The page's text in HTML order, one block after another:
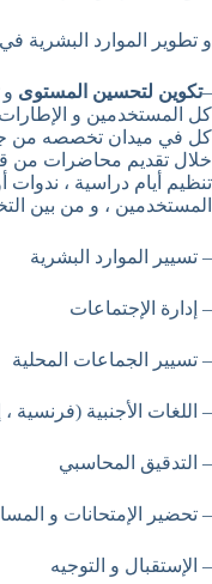
و تطوير الموارد
–تكوين لتحسين المستوى و
كل المستخدمين و
كل في ميدان تخصصه من
خلال تقديم محاضرات من
تنظيم أيام دراسية ،
المستخدمين ، و من بين
– تسيير الموارد البشرية
– إدارة الإجتماعات
– تسيير الجماعات المحلية
– اللغات الأجنبية (فرنسية ،
– التدقيق المحاسبي
– تحضير الإمتحانات و
– الإستقبال و التوجيه